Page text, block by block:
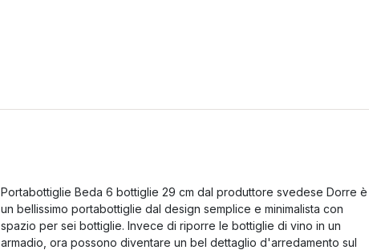
Portabottiglie Beda 6 bottiglie 29 cm dal produttore svedese Dorre è
un bellissimo portabottiglie dal design semplice e minimalista con
spazio per sei bottiglie. Invece di riporre le bottiglie di vino in un
armadio, ora possono diventare un bel dettaglio d'arredamento sul